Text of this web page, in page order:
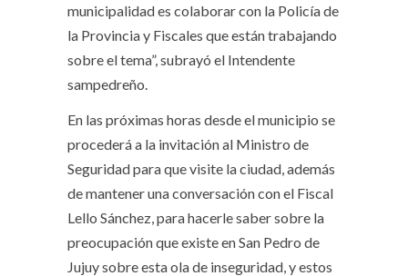
municipalidad es colaborar con la Policía de
la Provincia y Fiscales que están trabajando
sobre el tema”, subrayó el Intendente
sampedreño.
En las próximas horas desde el municipio se
procederá a la invitación al Ministro de
Seguridad para que visite la ciudad, además
de mantener una conversación con el Fiscal
Lello Sánchez, para hacerle saber sobre la
preocupación que existe en San Pedro de
Jujuy sobre esta ola de inseguridad, y estos